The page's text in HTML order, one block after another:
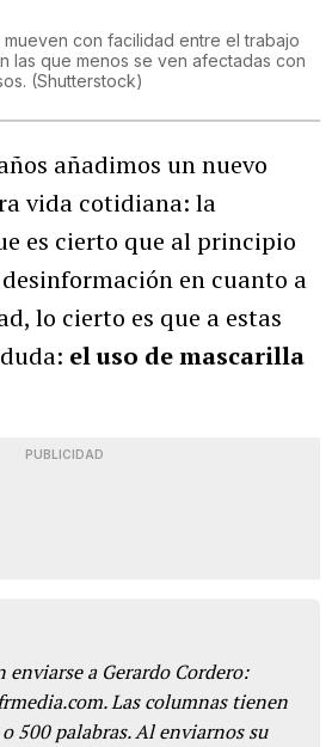
con facilidad entre el trabajo
las que menos se ven afectadas con
(Shutterstock)
añadimos un nuevo
vida cotidiana: la
es cierto que al principio
en cuanto a
lo cierto es que a estas
el uso de mascarilla
PUBLICIDAD
enviarse a Gerardo Cordero:
Las columnas tienen
500 palabras. Al enviarnos su